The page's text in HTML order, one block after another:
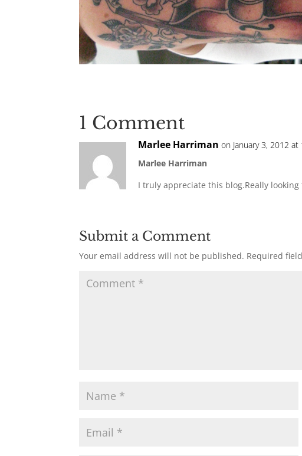
1 Comment
Marlee Harriman on January 3, 2012 at
Marlee Harriman
I truly appreciate this blog.Really
Submit a Comment
Your email address will not be published. Required